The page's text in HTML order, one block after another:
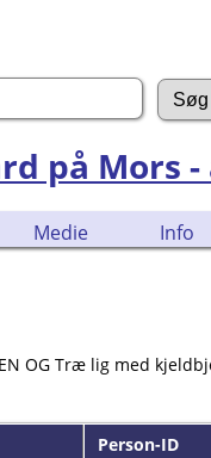
på Mors
Medie Info
OG Træ lig med
Person-ID